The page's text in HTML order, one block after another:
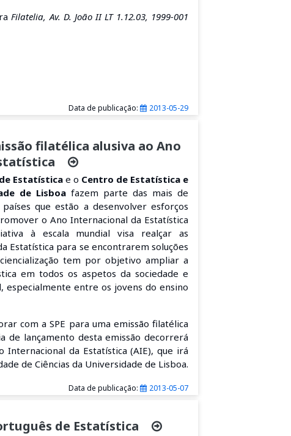
Filatelia, Av. D. João II LT 1.12.03, 1999-001
Data de publicação: 2013-05-29
filatélica alusiva ao Ano
Estatística e o Centro de Estatística e
de Lisboa fazem parte das mais de
que estão a desenvolver esforços
o Ano Internacional da Estatística
à escala mundial visa realçar as
Estatística para se encontrarem soluções
tem por objetivo ampliar a
em todos os aspetos da sociedade e
entre os jovens do ensino
com a SPE para uma emissão filatélica
de lançamento desta emissão decorrerá
Internacional da Estatística (AIE), que irá
de Ciências da Universidade de Lisboa.
Data de publicação: 2013-05-07
de Estatística